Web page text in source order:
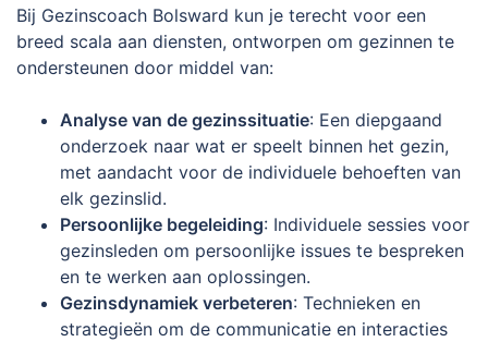
Bij Gezinscoach Bolsward kun je terecht voor een
breed scala aan diensten, ontworpen om gezinnen te
ondersteunen door middel van:
Analyse van de gezinssituatie: Een diepgaand
onderzoek naar wat er speelt binnen het gezin,
met aandacht voor de individuele behoeften van
elk gezinslid.
Persoonlijke begeleiding: Individuele sessies voor
gezinsleden om persoonlijke issues te bespreken
en te werken aan oplossingen.
Gezinsdynamiek verbeteren: Technieken en
strategieën om de communicatie en interacties